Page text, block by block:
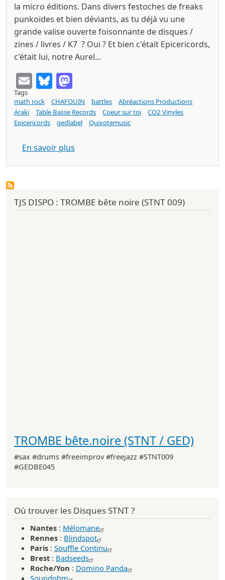
la micro éditions. Dans divers festoches de freaks
punkoïdes et bien déviants, as tu déjà vu une
grande valise ouverte foisonnante de disques /
zines / livres / K7 ? Oui ? Et bien c'était Epicericords,
c'était lui, notre Aurel...
EmailBluesky
Tags
math rock
CHAFOUIN battles
Abréactions Productions
Araki
Table Basse Records Coeur sur toi
CO2 Vinyles
Epicericords
gedlabel Quixotemusic
En savoir plus
TJS DISPO : TROMBE bête noire (STNT 009)
TROMBE bête.noire (STNT / GED)
#sax #drums #freeimprov #freejazz #STNT009
#GEDBE045
Où trouver les Disques STNT ?
Nantes : Mélomane
Rennes : Blindspot
Paris : Souffle Continu
Brest : Badseeds
Roche/Yon : Domino Panda